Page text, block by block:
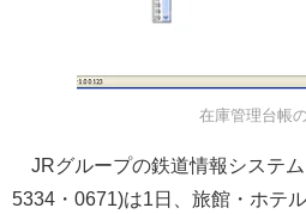
在庫管理台帳
JRグループの鉄道情報システム
5334・0671)は1日、旅館・ホテ